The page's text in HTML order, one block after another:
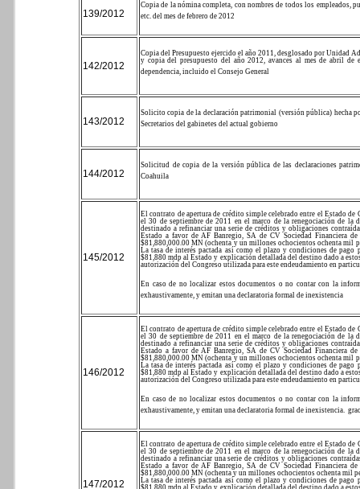
139/2012
Copia de la nómina completa, con nombres de todos los empleados,
etc. del mes de febrero de 2012
142/2012
Copia del Presupuesto ejercido el año 2011, desglosado por Unidad
y copia del presupuesto del año 2012, avances al mes de abril de
dependencia, incluido el Consejo General
143/2012
Solicito copia de la declaración patrimonial (versión pública) hecha
Secretarios del gabinetes del actual gobierno
144/2012
Solicitud de copia de la versión pública de las declaraciones
Coahuila
145/2012
El contrato de apertura de crédito simple celebrado entre el Estado
el 30 de septiembre de 2011 en el marco de la renegociación de la
destinado a refinanciar una serie de créditos y obligaciones
Estado a favor de AF Banregio, SA de CV Sociedad Financiera
$81,880,000.00 MN (ochenta y un millones ochocientos ochenta mil
La tasa de interés pactada así como el plazo y condiciones de pago
$81,880 mdp al Estado y explicación detallada del destino dado a
autorización del Congreso utilizada para este endeudamiento en
En caso de no localizar estos documentos o no contar con la
exhaustivamente, y emitan una declaratoria formal de inexistencia
146/2012
El contrato de apertura de crédito simple celebrado entre el Estado
el 30 de septiembre de 2011 en el marco de la renegociación de la
destinado a refinanciar una serie de créditos y obligaciones
Estado a favor de AF Banregio, SA de CV Sociedad Financiera
$81,880,000.00 MN (ochenta y un millones ochocientos ochenta mil
La tasa de interés pactada así como el plazo y condiciones de pago
$81,880 mdp al Estado y explicación detallada del destino dado a
autorización del Congreso utilizada para este endeudamiento en
En caso de no localizar estos documentos o no contar con la
exhaustivamente, y emitan una declaratoria formal de inexistencia.
147/2012
El contrato de apertura de crédito simple celebrado entre el Estado
el 30 de septiembre de 2011 en el marco de la renegociación de la
destinado a refinanciar una serie de créditos y obligaciones
Estado a favor de AF Banregio, SA de CV Sociedad Financiera
$81,880,000.00 MN (ochenta y un millones ochocientos ochenta mil
La tasa de interés pactada así como el plazo y condiciones de pago
$81,880 mdp al Estado y explicación detallada del destino dado a